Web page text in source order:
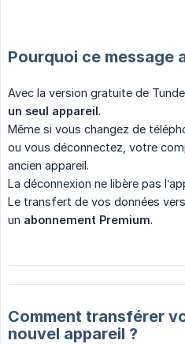
Pourquoi ce message
Avec la version gratuite de
un seul appareil.
Même si vous changez de
ou vous déconnectez, votre
ancien appareil.
La déconnexion ne libère pas
Le transfert de vos données
un abonnement Premium.
Comment transférer
nouvel appareil ?